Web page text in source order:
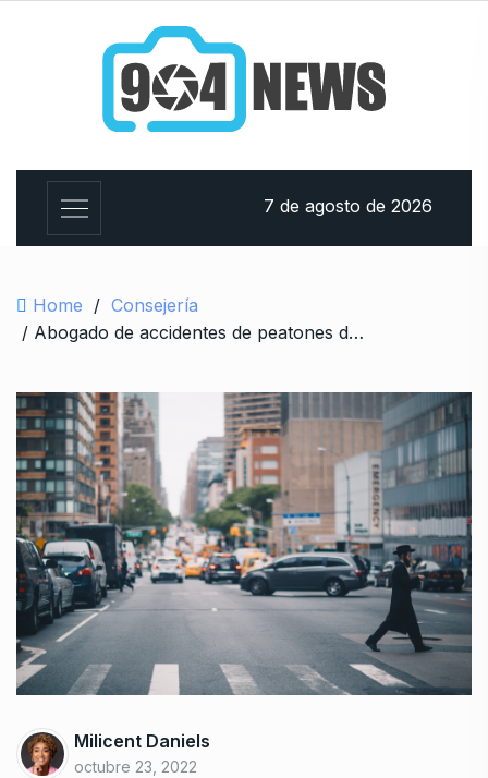
7 de agosto de 2026
Home / Consejería
/ Abogado de accidentes de peatones de Jacksonville
Milicent Daniels
octubre 23, 2022